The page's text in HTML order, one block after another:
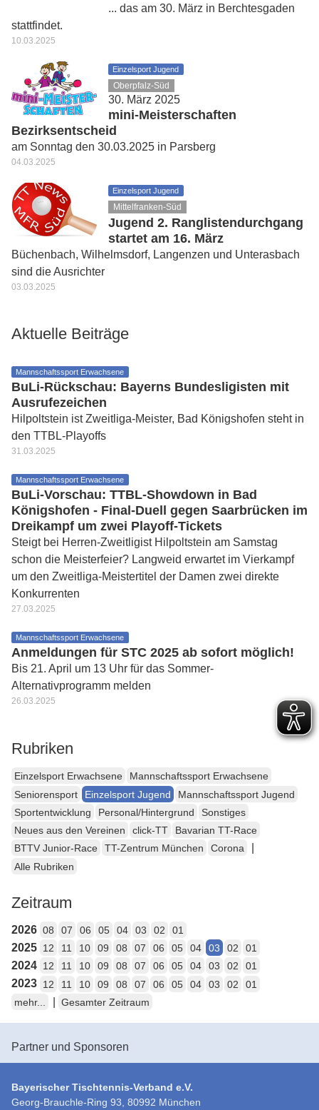
... das am 30. März in Berchtesgaden
stattfindet.
10.03.2025
Einzelsport Jugend
Oberpfalz-Süd
30. März 2025
mini-Meisterschaften
Bezirksentscheid
am Sonntag den 30.03.2025 in Parsberg
04.03.2025
Einzelsport Jugend
Mittelfranken-Süd
Jugend 2. Ranglistendurchgang
startet am 16. März
Büchenbach, Wilhelmsdorf, Langenzen und Unterasbach
sind die Ausrichter
03.03.2025
Aktuelle Beiträge
Mannschaftssport Erwachsene
BuLi-Rückschau: Bayerns Bundesligisten mit
Ausrufezeichen
Hilpoltstein ist Zweitliga-Meister, Bad Königshofen steht in
den TTBL-Playoffs
31.03.2025
Mannschaftssport Erwachsene
BuLi-Vorschau: TTBL-Showdown in Bad
Königshofen - Final-Duell gegen Saarbrücken im
Dreikampf um zwei Playoff-Tickets
Steigt bei Herren-Zweitligist Hilpoltstein am Samstag
schon die Meisterfeier? Langweid erwartet im Vierkampf
um den Zweitliga-Meistertitel der Damen zwei direkte
Konkurrenten
27.03.2025
Mannschaftssport Erwachsene
Anmeldungen für STC 2025 ab sofort möglich!
Bis 21. April um 13 Uhr für das Sommer-
Alternativprogramm melden
26.03.2025
Rubriken
Einzelsport Erwachsene
Mannschaftssport Erwachsene
Seniorensport
Einzelsport Jugend
Mannschaftssport Jugend
Sportentwicklung
Personal/Hintergrund
Sonstiges
Neues aus den Vereinen
click-TT
Bavarian TT-Race
BTTV Junior-Race
TT-Zentrum München Corona
Alle Rubriken
Zeitraum
2026 08 07 06 05 04 03 02 01
2025 12 11 10 09 08 07 06 05 04 03 02 01
2024 12 11 10 09 08 07 06 05 04 03 02 01
2023 12 11 10 09 08 07 06 05 04 03 02
01
mehr...
Gesamter Zeitraum
Partner und Sponsoren
Bayerischer Tischtennis-Verband e.V.
Georg-Brauchle-Ring 93, 80992 München